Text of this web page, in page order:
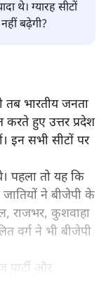
थे। ग्यारह सीटों
बढ़ेगी?
तब भारतीय जनता
करते हुए उत्तर प्रदेश
इन सभी सीटों पर
पहला तो यह कि
ने बीजेपी के
राजभर, कुशवाहा
वर्ग ने भी बीजेपी
और